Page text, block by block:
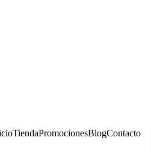
TiendaPromocionesBlogContacto